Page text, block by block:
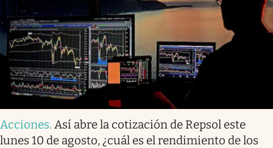
Acciones. Así abre la cotización de Repsol este
lunes 10 de agosto, ¿cuál es el rendimiento de los